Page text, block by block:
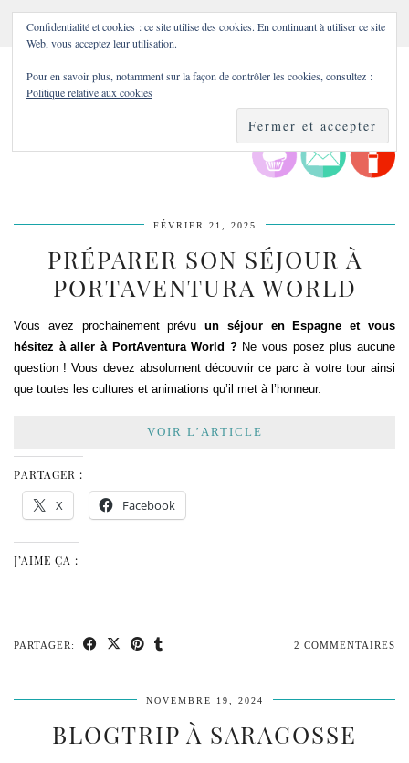
FÉVRIER 21, 2025
PRÉPARER SON SÉJOUR À
PORTAVENTURA WORLD
Vous avez prochainement prévuun séjour en Espagne et vous
hésitez à aller à PortAventura World ?Ne vous posez plus aucune
question ! Vous devez absolument découvrir ce parc à votre tour ainsi
que toutes les cultures et animations qu’il met à l’honneur.
VOIR L’ARTICLE
PARTAGER :
X Facebook
J’AIME ÇA :
PARTAGER: 2 COMMENTAIRES
NOVEMBRE 19, 2024
BLOGTRIP À SARAGOSSE
Confidentialité et cookies : ce site utilise des cookies. En continuant à utiliser ce site
Web, vous acceptez leur utilisation.
Pour en savoir plus, notamment sur la façon de contrôler les cookies, consultez :
Politique relative aux cookies